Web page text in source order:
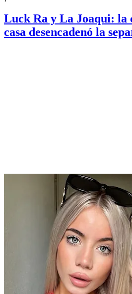
Luck Ra y La Joaqui: la
casa desencadenó la